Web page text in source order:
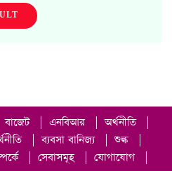
বাজেট এনবিআর অর্থনীতি
ব্যবসা বানিজ্য শুল্ক
সেবাসমূহ যোগাযোগ